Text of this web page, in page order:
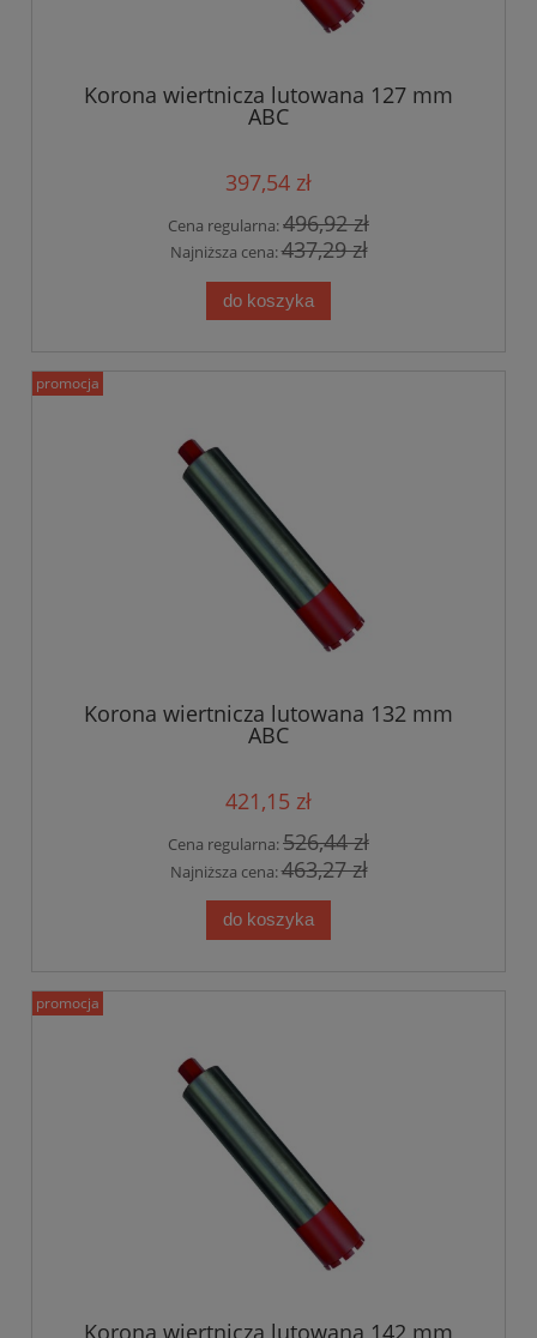
Korona wiertnicza lutowana 127 mm
ABC
397,54 zł
Cena regularna:496,92 zł
Najniższa cena:437,29 zł
do koszyka
Korona wiertnicza lutowana 132 mm
ABC
421,15 zł
Cena regularna:526,44 zł
Najniższa cena:463,27 zł
do koszyka
promocja
promocja